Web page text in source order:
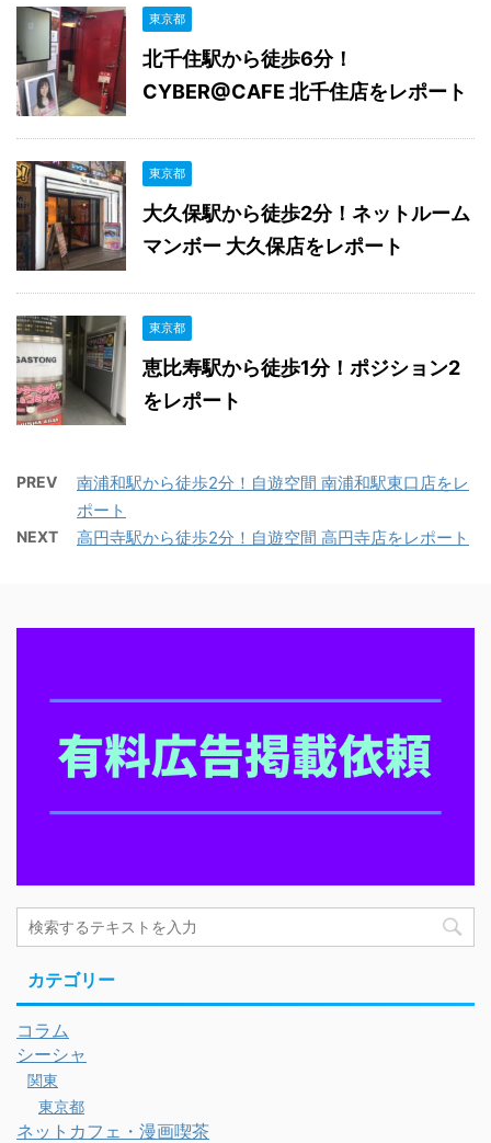
東京都
北千住駅から徒歩6分！
CYBER@CAFE 北千住店をレポート
東京都
大久保駅から徒歩2分！ネットルーム
マンボー 大久保店をレポート
東京都
恵比寿駅から徒歩1分！ポジション2
をレポート
PREV
南浦和駅から徒歩2分！自遊空間 南浦和駅東口店をレ
ポート
NEXT 高円寺駅から徒歩2分！自遊空間 高円寺店をレポート
カテゴリー
コラム
シーシャ
関東
東京都
ネットカフェ・漫画喫茶